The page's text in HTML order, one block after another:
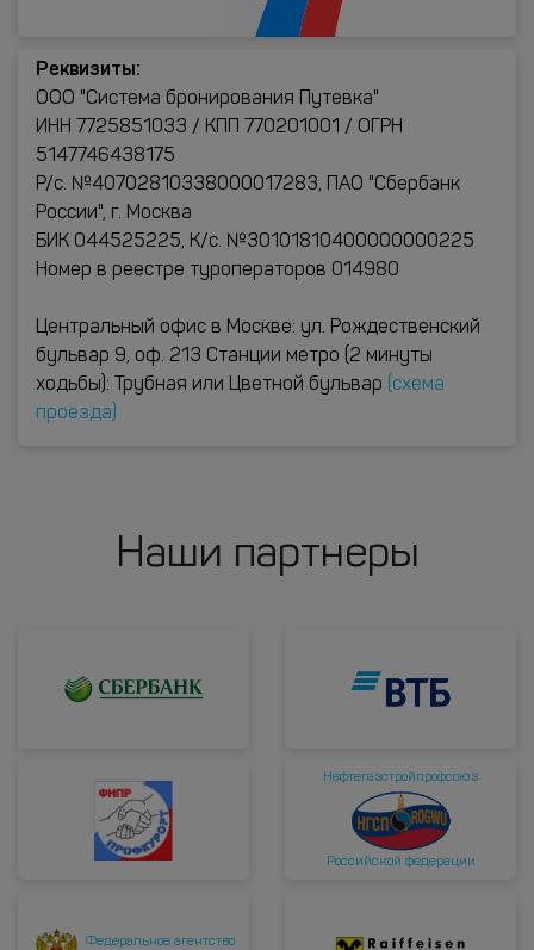
Реквизиты:
ООО "Система бронирования Путевка"
ИНН 7725851033 / КПП 770201001 / ОГРН
5147746438175
Р/с. №40702810338000017283, ПАО "Сбербанк
России", г. Москва
БИК 044525225, К/с. №30101810400000000225
Номер в реестре туроператоров 014980
Центральный офис в Москве: ул. Рождественский
бульвар 9, оф. 213 Станции метро (2 минуты
ходьбы): Трубная или Цветной бульвар
(схема
проезда)
Наши партнеры
Нефтегазстройпрофсоюз
Российской федерации
Федеральное агентство